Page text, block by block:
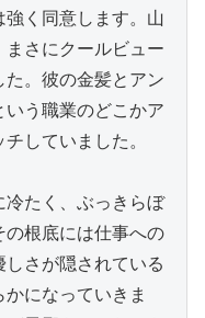
く同意します。山
さにクールビュー
。彼の金髪とアン
う職業のどこかア
していました。
たく、ぶっきらぼ
の根底には仕事への
さが隠されている
になっていきま